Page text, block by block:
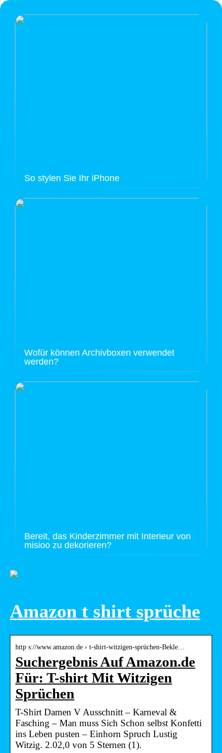
So stylen Sie Ihr iPhone
Wofür können Archivboxen verwendet
werden?
Bereit, das Kinderzimmer mit Interieur von
misioo zu dekorieren?
Amazon t shirt sprüche
http s://www.amazon.de › t-shirt-witzigen-sprüchen-Bekle…
Suchergebnis Auf Amazon.de
Für: T-shirt Mit Witzigen
Sprüchen
T-Shirt Damen V Ausschnitt – Karneval &
Fasching – Man muss Sich Schon selbst Konfetti
ins Leben pusten – Einhorn Spruch Lustig
Witzig. 2.02,0 von 5 Sternen (1).